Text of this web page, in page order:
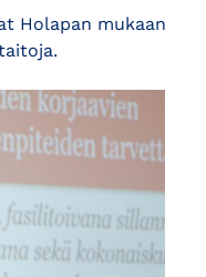
Holapan mukaan